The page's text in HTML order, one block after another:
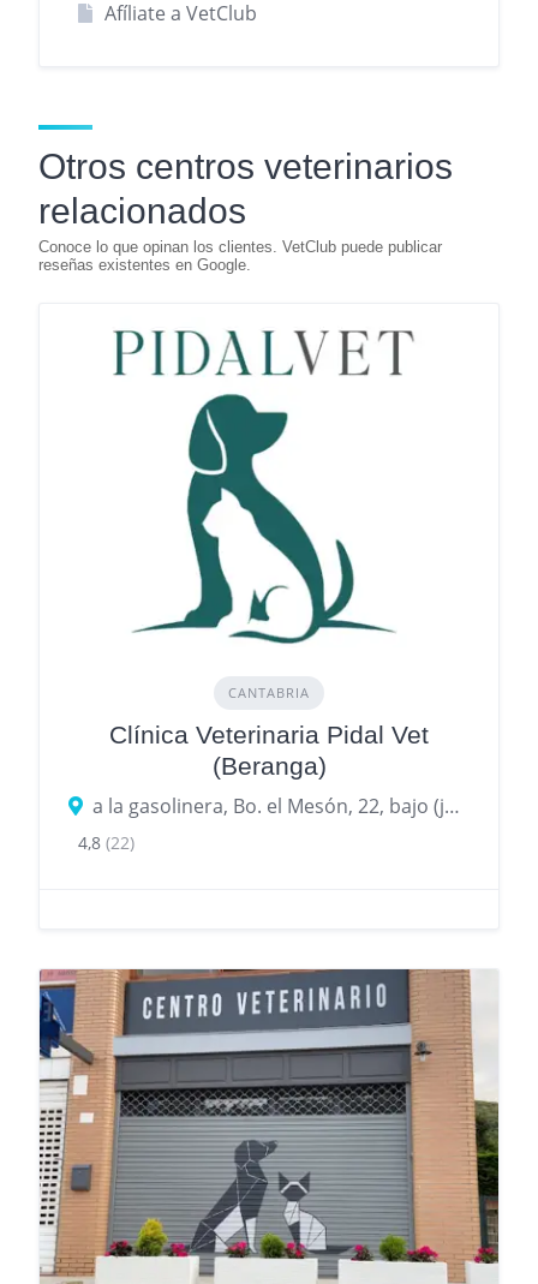
Afíliate a VetClub
Otros centros veterinarios
relacionados
CANTABRIA
Clínica Veterinaria Pidal Vet
(Beranga)
a la gasolinera, Bo. el Mesón, 22, bajo (junto, 39730 Beranga, Cantabria
4,8 (22)